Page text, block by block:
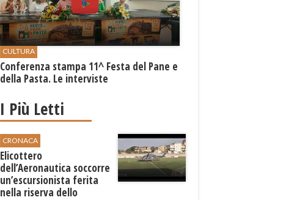
CULTURA
Conferenza stampa 11^ Festa del Pane e
della Pasta. Le interviste
I Più Letti
CRONACA
Elicottero
dell’Aeronautica soccorre
un’escursionista ferita
nella riserva dello